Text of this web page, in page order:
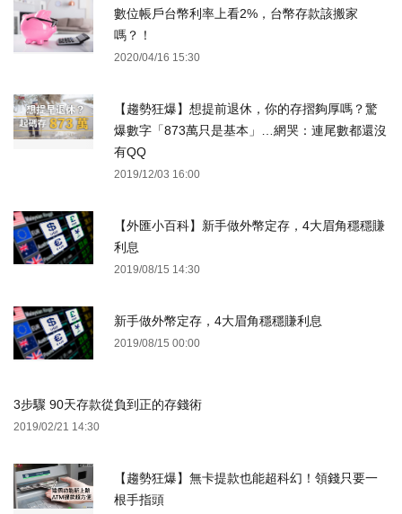
數位帳戶台幣利率上看2%，台幣存款該搬家
嗎？！
2020/04/16 15:30
【趨勢狂爆】想提前退休，你的存摺夠厚嗎？驚
爆數字「873萬只是基本」…網哭：連尾數都還沒
有QQ
2019/12/03 16:00
【外匯小百科】新手做外幣定存，4大眉角穩穩賺
利息
2019/08/15 14:30
新手做外幣定存，4大眉角穩穩賺利息
2019/08/15 00:00
3步驟 90天存款從負到正的存錢術
2019/02/21 14:30
【趨勢狂爆】無卡提款也能超科幻！領錢只要一
根手指頭